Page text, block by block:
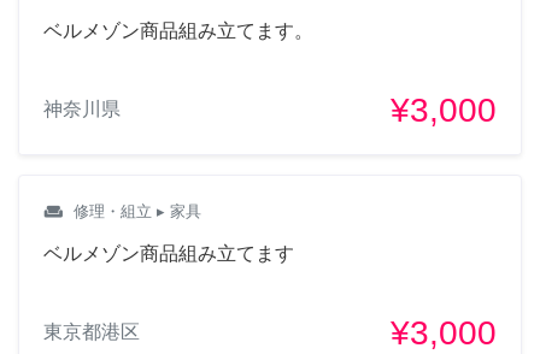
ベルメゾン商品組み立てます。
神奈川県 ¥3,000
weekend 修理・組立 ▸ 家具
ベルメゾン商品組み立てます
東京都港区 ¥3,000